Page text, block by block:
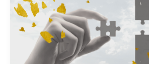
Ensinou
Sobre
Entrega